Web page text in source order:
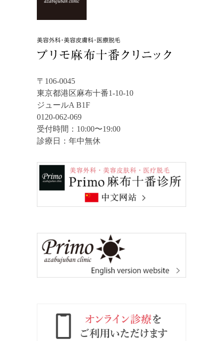
〒106-0045
東京都港区麻布十番1-10-10
ジュールA B1F
0120-062-069
受付時間：10:00〜19:00
診療日：年中無休